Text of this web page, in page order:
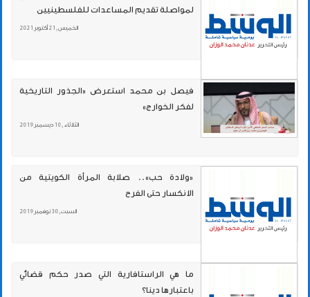
لمواصلة تقديم المساعدات للفلسطينيين
الخميس , 21 أكتوبر 2021
فيصل بن محمد استعرض «الجذور التاريخية
لفكر الخوارج»
الثلاثاء , 10 ديسمبر 2019
«ولادة حب».. صلابة المرأة الكويتية من
الانكسار حتى الفرح
السبت , 30 نوفمبر 2019
ما هي الراستافارية التي صدر حكم قضائي
باعتبارها دينا؟